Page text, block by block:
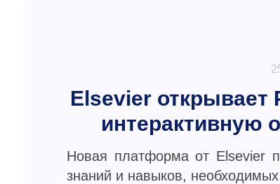
Elsevier
интерактивную
Новая платформа от Elsevier
знаний и навыков,